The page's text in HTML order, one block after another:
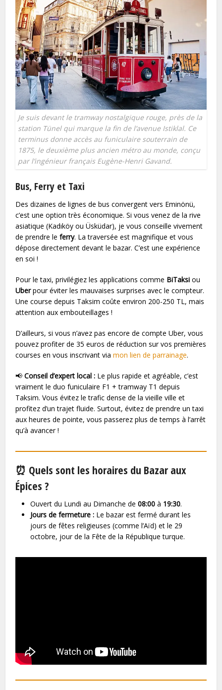
Je suis devant le tramway nostalgique rouge, près de la
station Tünel qui marque la fin de l’avenue Istiklal. Ce
terminus donne accès au funiculaire souterrain de
1875, le deuxième plus ancien métro au monde, conçu
par l’ingénieur français Eugène-Henri Gavand.
Bus, Ferry et Taxi
Des dizaines de lignes de bus convergent vers Eminönü,
c’est une option très économique. Si vous venez de la rive
asiatique (Kadıköy ou Üsküdar), je vous conseille vivement
de prendre leferry. La traversée est magnifique et vous
dépose directement devant le bazar. C’est une expérience
en soi !
Pour le taxi, privilégiez les applications comme BiTaksi ou
Uberpour éviter les mauvaises surprises avec le compteur.
Une course depuis Taksim coûte environ 200-250 TL, mais
attention aux embouteillages !
D’ailleurs, si vous n’avez pas encore de compte Uber, vous
pouvez profiter de 35 euros de réduction sur vos premières
courses en vous inscrivant viamon lien de parrainage.
📢Conseil d’expert local : Le plus rapide et agréable, c’est
vraiment le duo funiculaire F1 + tramway T1 depuis
Taksim. Vous évitez le trafic dense de la vieille ville et
profitez d’un trajet fluide. Surtout, évitez de prendre un taxi
aux heures de pointe, vous passerez plus de temps à l’arrêt
qu’à avancer !
⏰ Quels sont les horaires du Bazar aux
Épices ?
Ouvert du Lundi au Dimanche de08:00 à 19:30.
Jours de fermeture : Le bazar est fermé durant les
jours de fêtes religieuses (comme l’Aïd) et le 29
octobre, jour de la Fête de la République turque.